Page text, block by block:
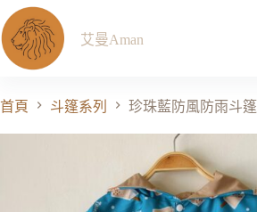
艾曼Aman
首頁 斗篷系列 珍珠藍防風防雨斗篷